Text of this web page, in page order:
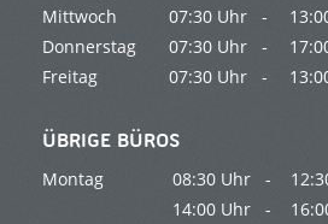
Mittwoch
07:30 Uhr -
Donnerstag
07:30 Uhr -
Freitag
07:30 Uhr -
ÜBRIGE BÜROS
Montag 08:30 Uhr -
14:00 Uhr -